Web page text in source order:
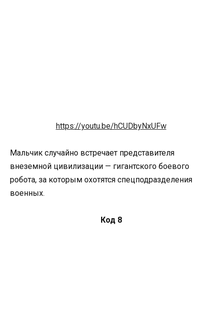
https://youtu.be/hCUDbyNxUFw
Мальчик случайно встречает представителя
внеземной цивилизации — гигантского боевого
робота, за которым охотятся спецподразделения
военных.
Код 8